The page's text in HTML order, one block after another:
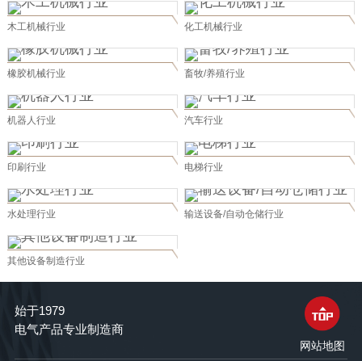
木工机械行业 化工机械行业
橡胶机械行业 畜牧/养殖行业
机器人行业 汽车行业
印刷行业 电梯行业
水处理行业 输送设备/自动仓储行业
其他设备制造行业
始于1979
电气产品专业制造商
网站地图